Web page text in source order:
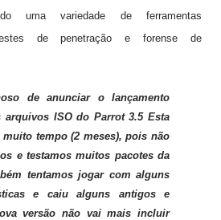
uma variedade de ferramentas
de penetração e forense de
de anunciar o lançamento
ISO do Parrot 3.5 Esta
tempo (2 meses), pois não
e testamos muitos pacotes da
tentamos jogar com alguns
e caiu alguns antigos e
versão não vai mais incluir